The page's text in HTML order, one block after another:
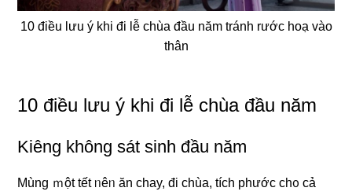
10 điều lưu ý khi đi lễ chùa đầu năm tránh rước hoạ vào
thân
10 điều lưu ý khi đi lễ chùa đầu năm
Kiêng không sát sinh đầu năm
Mùng ｍột tết ᥒêᥒ ăn chay, đi chùa, tích phước ch᧐ cả